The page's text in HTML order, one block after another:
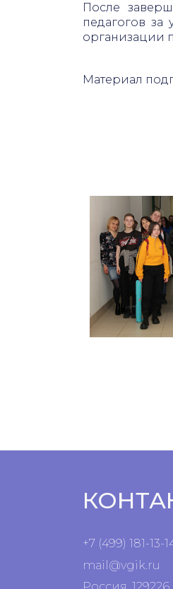
После
педагогов
организации
Материал
+7 (499) 181-13-
mail@vgik. ru
Россия, 129226